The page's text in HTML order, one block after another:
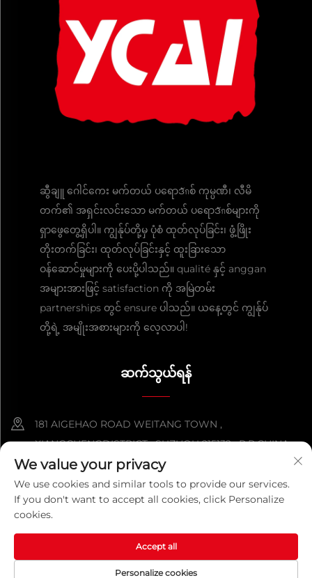
ဆွီချူ ဂေါင်ကေး မက်တယ် ပရောဒักစ် ကုမ္ပဏီ၊ လီမိ
တက်၏ အရှင်းလင်းသော မက်တယ် ပရောဒักစ်များကို
ရှာဖွေတွေ့ရှိပါ။ ကျွန်ုပ်တို့မှ ပုံစံ ထုတ်လုပ်ခြင်း၊ ဖွံ့ဖြိုး
တိုးတက်ခြင်း၊ ထုတ်လုပ်ခြင်းနှင့် ထူးခြားသော
ဝန်ဆောင်မှုများကို ပေးပို့ပါသည်။ qualité နှင့် anggan
အများအားဖြင့် satisfaction ကို အမြဲတမ်း
partnerships တွင် ensure ပါသည်။ ယနေ့တွင် ကျွန်ုပ်
တို့ရဲ့ အမျိုးအစားများကို လေ့လာပါ!
ဆက်သွယ်ရန်
181 AIGEHAO ROAD WEITANG TOWN ,
XIANGCHENGDISTRICT , SUZHOU 215132 , P.R.CHINA
+86-152 5000 0863
[email protected]
ကူးယူခွင့် © ၂၀၂၆ တရုတ်စူးကိုကွမ်းကို မက်တယ် ပရိုဒပ် ကုမ္ပဏီလီမစ်
တက်။ အကွက်အလိုက် ကာကွယ်ထားသည်။ လုံခြုံရေးမူဝါဒ
We value your privacy
We use cookies and similar tools to provide our services.
If you don't want to accept all cookies, click Personalize
cookies.
Personalize cookies
Accept all